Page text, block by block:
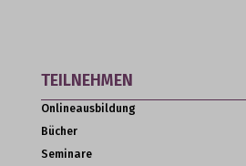
TEILNEHMEN
Onlineausbildung
Bücher
Seminare